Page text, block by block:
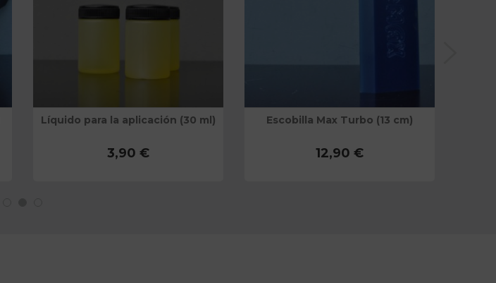
Líquido para la aplicación (30 ml)
3,90 €
Escobilla Max Turbo (13 cm)
12,90 €